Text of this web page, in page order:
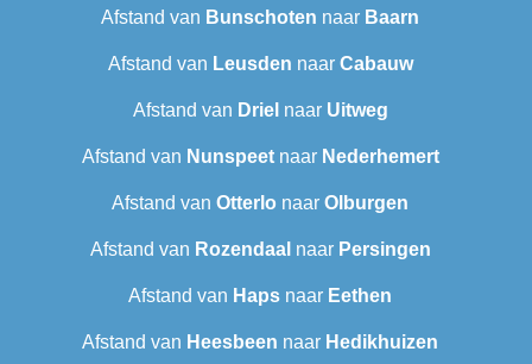
Afstand van Bunschoten naar Baarn
Afstand van Leusden naar Cabauw
Afstand van Driel naar Uitweg
Afstand van Nunspeetnaar Nederhemert
Afstand van Otterlo naar Olburgen
Afstand van Rozendaal naar Persingen
Afstand van Haps naar Eethen
Afstand van Heesbeen naar Hedikhuizen